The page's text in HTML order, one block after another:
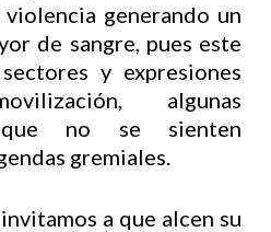
generando un
de sangre, pues este
y expresiones
algunas
que no se sienten
gremiales.
a que alcen su